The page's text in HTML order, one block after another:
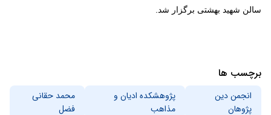
سالن شهید بهشتی برگزار شد.
برچسب ها
انجمن دین
پژوهان
پژوهشکده ادیان و
مذاهب
محمد حقانی
فضل